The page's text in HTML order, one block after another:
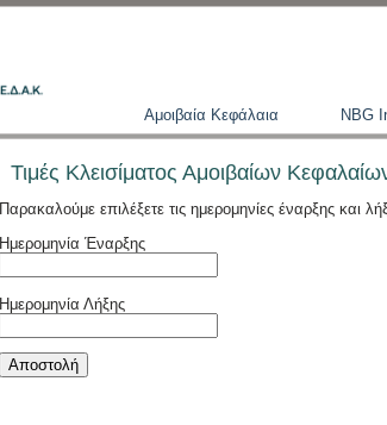
Aμοιβαία Kεφάλαια NBG
Τιμές Κλεισίματος Αμοιβαίων
Παρακαλούμε επιλέξετε τις ημερομηνίες έναρξης και
Ημερομηνία Έναρξης
Ημερομηνία Λήξης